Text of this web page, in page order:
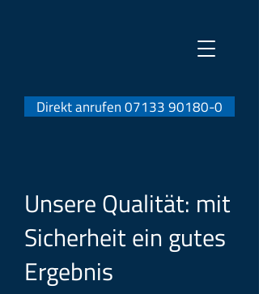
Direkt anrufen 07133 90180-0
Unsere Qualität: mit
Sicherheit ein gutes
Ergebnis